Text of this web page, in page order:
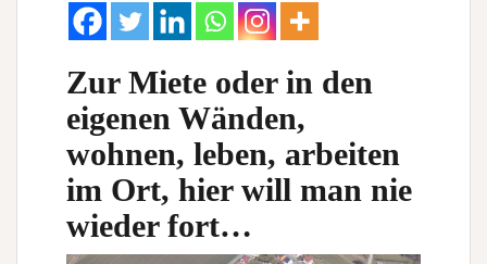
Zur Miete oder in den
eigenen Wänden,
wohnen, leben, arbeiten
im Ort, hier will man nie
wieder fort…